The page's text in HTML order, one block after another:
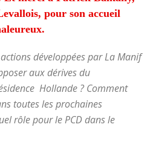
pour son accueil
développées par La Manif
aux dérives du
Hollande ? Comment
toutes les prochaines
rôle pour le PCD dans le